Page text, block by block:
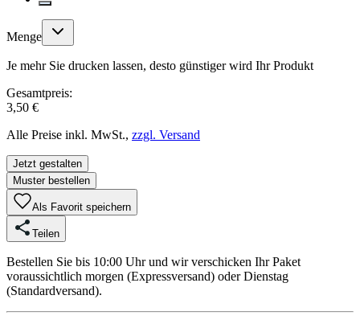
Menge
Je mehr Sie drucken lassen, desto günstiger wird Ihr Produkt
Gesamtpreis:
3,50 €
Alle Preise inkl. MwSt., zzgl. Versand
Jetzt gestalten
Muster bestellen
Als Favorit speichern
Teilen
Bestellen Sie bis 10:00 Uhr und wir verschicken Ihr Paket
voraussichtlich morgen (Expressversand) oder Dienstag
(Standardversand).